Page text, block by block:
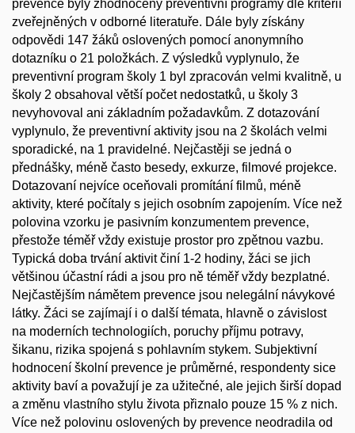
prevence byly zhodnoceny preventivní programy dle kritérií
zveřejněných v odborné literatuře. Dále byly získány
odpovědi 147 žáků oslovených pomocí anonymního
dotazníku o 21 položkách. Z výsledků vyplynulo, že
preventivní program školy 1 byl zpracován velmi kvalitně, u
školy 2 obsahoval větší počet nedostatků, u školy 3
nevyhovoval ani základním požadavkům. Z dotazování
vyplynulo, že preventivní aktivity jsou na 2 školách velmi
sporadické, na 1 pravidelné. Nejčastěji se jedná o
přednášky, méně často besedy, exkurze, filmové projekce.
Dotazovaní nejvíce oceňovali promítání filmů, méně
aktivity, které počítaly s jejich osobním zapojením. Více než
polovina vzorku je pasivním konzumentem prevence,
přestože téměř vždy existuje prostor pro zpětnou vazbu.
Typická doba trvání aktivit činí 1-2 hodiny, žáci se jich
většinou účastní rádi a jsou pro ně téměř vždy bezplatné.
Nejčastějším námětem prevence jsou nelegální návykové
látky. Žáci se zajímají i o další témata, hlavně o závislost
na moderních technologiích, poruchy příjmu potravy,
šikanu, rizika spojená s pohlavním stykem. Subjektivní
hodnocení školní prevence je průměrné, respondenty sice
aktivity baví a považují je za užitečné, ale jejich širší dopad
a změnu vlastního stylu života přiznalo pouze 15 % z nich.
Více než polovinu oslovených by prevence neodradila od